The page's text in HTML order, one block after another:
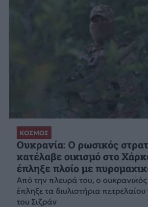
ΚΟΣΜΟΣ
Ουκρανία: Ο ρωσικός
κατέλαβε οικισμό στο
έπληξε πλοίο με
Από την πλευρά του, ο
έπληξε τα διυλιστήρια πετρελαίου
του Σιζράν